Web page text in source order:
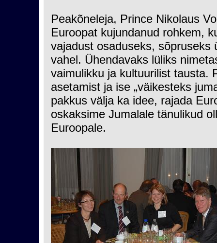
Peakõneleja, Prince Nikolaus
Euroopat kujundanud rohkem,
vajadust osaduseks, sõpruseks
vahel. Ühendavaks lüliks
vaimulikku ja kultuurilist tausta.
asetamist ja ise „väikesteks
pakkus välja ka idee, rajada
oskaksime Jumalale tänulikud
Euroopale.